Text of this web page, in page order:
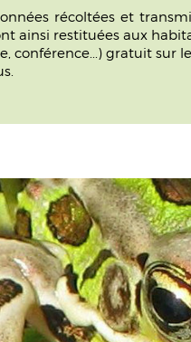
récoltées et
ainsi restituées aux
conférence...) gratuit sur